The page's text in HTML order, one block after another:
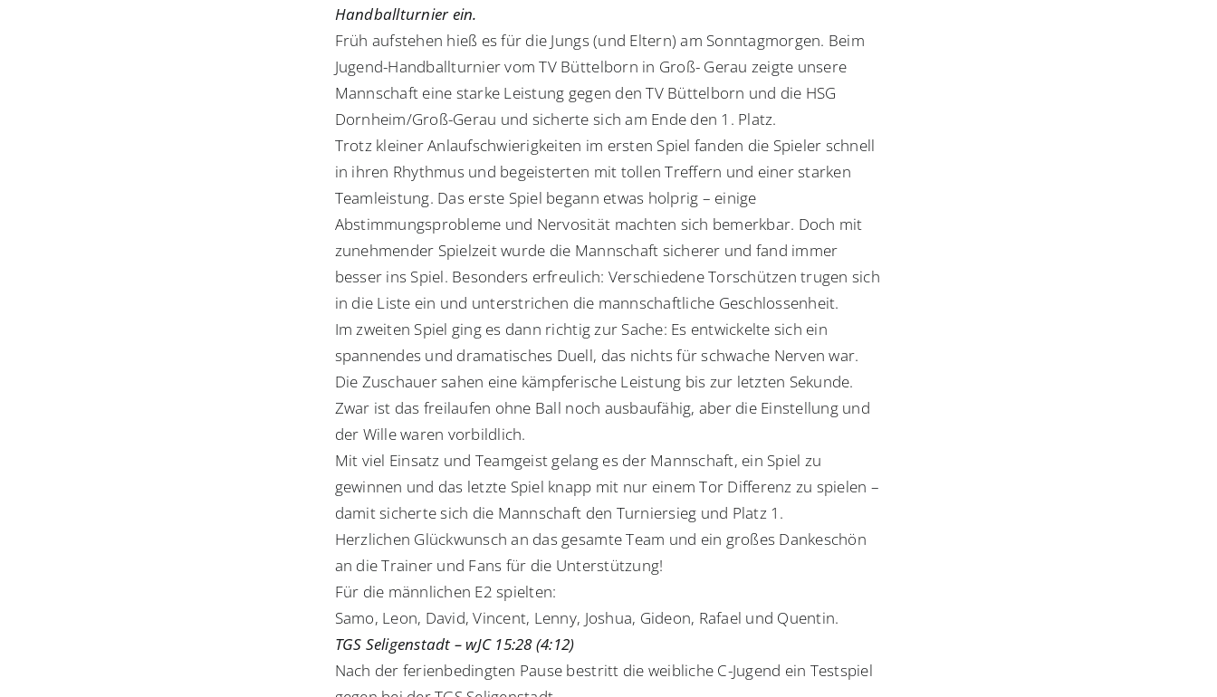
Handballturnier ein.
Früh aufstehen hieß es für die Jungs (und Eltern) am Sonntagmorgen. Beim
Jugend-Handballturnier vom TV Büttelborn in Groß- Gerau zeigte unsere
Mannschaft eine starke Leistung gegen den TV Büttelborn und die HSG
Dornheim/Groß-Gerau und sicherte sich am Ende den 1. Platz.
Trotz kleiner Anlaufschwierigkeiten im ersten Spiel fanden die Spieler schnell
in ihren Rhythmus und begeisterten mit tollen Treffern und einer starken
Teamleistung. Das erste Spiel begann etwas holprig – einige
Abstimmungsprobleme und Nervosität machten sich bemerkbar. Doch mit
zunehmender Spielzeit wurde die Mannschaft sicherer und fand immer
besser ins Spiel. Besonders erfreulich: Verschiedene Torschützen trugen sich
in die Liste ein und unterstrichen die mannschaftliche Geschlossenheit.
Im zweiten Spiel ging es dann richtig zur Sache: Es entwickelte sich ein
spannendes und dramatisches Duell, das nichts für schwache Nerven war.
Die Zuschauer sahen eine kämpferische Leistung bis zur letzten Sekunde.
Zwar ist das freilaufen ohne Ball noch ausbaufähig, aber die Einstellung und
der Wille waren vorbildlich.
Mit viel Einsatz und Teamgeist gelang es der Mannschaft, ein Spiel zu
gewinnen und das letzte Spiel knapp mit nur einem Tor Differenz zu spielen –
damit sicherte sich die Mannschaft den Turniersieg und Platz 1.
Herzlichen Glückwunsch an das gesamte Team und ein großes Dankeschön
an die Trainer und Fans für die Unterstützung!
Für die männlichen E2 spielten:
Samo, Leon, David, Vincent, Lenny, Joshua, Gideon, Rafael und Quentin.
TGS Seligenstadt – wJC 15:28 (4:12)
Nach der ferienbedingten Pause bestritt die weibliche C-Jugend ein Testspiel